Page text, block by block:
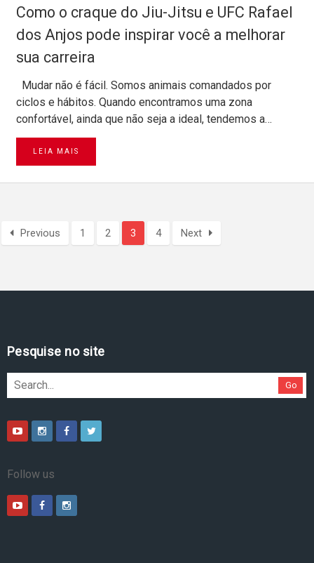
Como o craque do Jiu-Jitsu e UFC Rafael
dos Anjos pode inspirar você a melhorar
sua carreira
Mudar não é fácil. Somos animais comandados por
ciclos e hábitos. Quando encontramos uma zona
confortável, ainda que não seja a ideal, tendemos a…
LEIA MAIS
Previous 1 2 3 4 Next
Pesquise no site
Go
Follow us